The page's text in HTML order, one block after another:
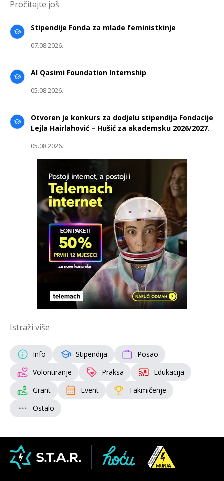
Pročitajte još
Stipendije Fonda za mlade feministkinje
07.08.2026.
Al Qasimi Foundation Internship
05.08.2026.
Otvoren je konkurs za dodjelu stipendija Fondacije
Lejla Hairlahović – Hušić za akademsku 2026/2027.
05.08.2026.
Istraži više
Info Stipendija
Posao
Volontiranje
Praksa
Edukacija
Grant
Event
Takmičenje
Ostalo